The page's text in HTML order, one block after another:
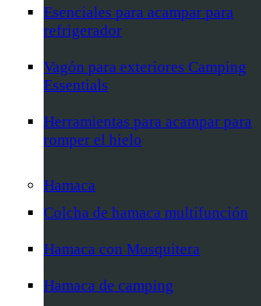
Esenciales para acampar para
refrigerador
Vagón para exteriores Camping
Essentials
Herramientas para acampar para
romper el hielo
Hamaca
Colcha de hamaca multifunción
Hamaca con Mosquitera
Hamaca de camping